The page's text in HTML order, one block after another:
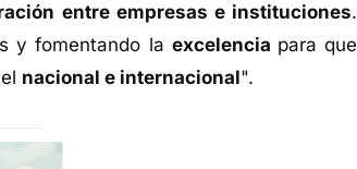
entre empresas e instituciones.
y fomentando la excelencia para que
nacional e internacional".